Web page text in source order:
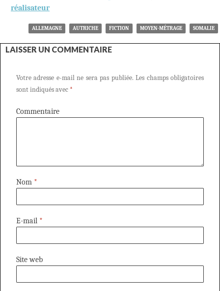
réalisateur
ALLEMAGNE AUTRICHE FICTION MOYEN-MÉTRAGE SOMALIE
LAISSER UN COMMENTAIRE
Votre adresse e-mail ne sera pas publiée. Les champs obligatoires
sont indiqués avec *
Commentaire
Nom *
E-mail *
Site web